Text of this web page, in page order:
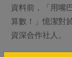
資料前，「用嘴
算數！」憶潔對
資深合作社人。